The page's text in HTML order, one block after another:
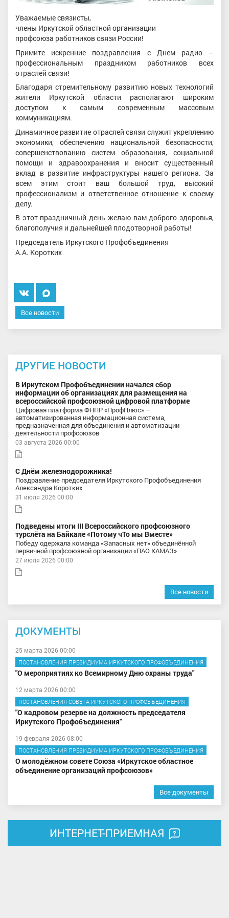
Уважаемые связисты,
члены Иркутской областной организации
профсоюза работников связи России!
Примите искренние поздравления с Днем радио –
профессиональным праздником работников всех
отраслей связи!
Благодаря стремительному развитию новых технологий
жители Иркутской области располагают широким
доступом к самым современным массовым
коммуникациям.
Динамичное развитие отраслей связи служит укреплению
экономики, обеспечению национальной безопасности,
совершенствованию систем образования, социальной
помощи и здравоохранения и вносит существенный
вклад в развитие инфраструктуры нашего региона. За
всем этим стоит ваш большой труд, высокий
профессионализм и ответственное отношение к своему
делу.
В этот праздничный день желаю вам доброго здоровья,
благополучия и дальнейшей плодотворной работы!
Председатель Иркутского Профобъединения
А.А. Коротких
Вконтакте
Мы
в
MAX
Все новости
ДРУГИЕ НОВОСТИ
В Иркутском Профобъединении начался сбор
информации об организациях для размещения на
всероссийской профсоюзной цифровой платформе
Цифровая платформа ФНПР «ПрофПлюс» –
автоматизированная информационная система,
предназначенная для объединения и автоматизации
деятельности профсоюзов
03 августа 2026 00:00
С Днём железнодорожника!
Поздравление председателя Иркутского Профобъединения
Александра Коротких
31 июля 2026 00:00
Подведены итоги III Всероссийского профсоюзного
турслёта на Байкале «Потому чТо мы Вместе»
Победу одержала команда «Запасных нет» объединённой
первичной профсоюзной организации «ПАО КАМАЗ»
27 июля 2026 00:00
Все новости
ДОКУМЕНТЫ
25 марта 2026 00:00
ПОСТАНОВЛЕНИЯ ПРЕЗИДИУМА ИРКУТСКОГО ПРОФОБЪЕДИНЕНИЯ
"О мероприятиях ко Всемирному Дню охраны труда"
12 марта 2026 00:00
ПОСТАНОВЛЕНИЯ СОВЕТА ИРКУТСКОГО ПРОФОБЪЕДИНЕНИЯ
"О кадровом резерве на должность председателя
Иркутского Профобъединения"
19 февраля 2026 08:00
ПОСТАНОВЛЕНИЯ ПРЕЗИДИУМА ИРКУТСКОГО ПРОФОБЪЕДИНЕНИЯ
О молодёжном совете Союза «Иркутское областное
объединение организаций профсоюзов»
Все документы
ИНТЕРНЕТ-ПРИЕМНАЯ